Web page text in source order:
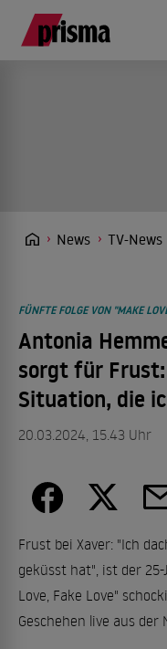
News TV-News
FÜNFTE FOLGE VON "MAKE
Antonia
sorgt für
Situation, die
20.03.2024, 15.43 Uhr
Frust bei Xaver: "Ich
geküsst hat", ist der
Love, Fake Love"
Geschehen live aus